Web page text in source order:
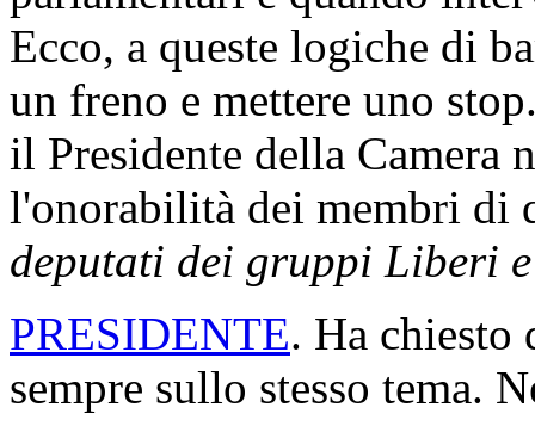
Ecco, a queste logiche di
un freno e mettere uno
il Presidente della Camera
l'onorabilità dei membri di
deputati dei gruppi Liberi
PRESIDENTE. Ha chiesto
sempre sullo stesso tema.